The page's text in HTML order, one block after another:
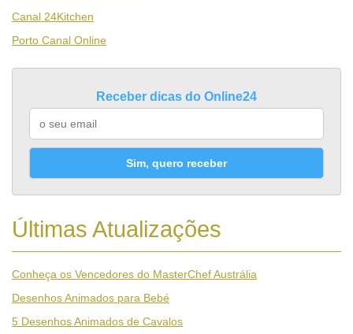
Canal 24Kitchen
Porto Canal Online
Receber dicas do Online24
Sim, quero receber
Últimas Atualizações
Conheça os Vencedores do MasterChef Austrália
Desenhos Animados para Bebé
5 Desenhos Animados de Cavalos